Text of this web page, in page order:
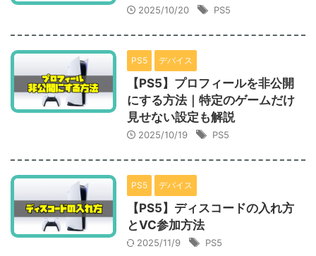
2025/10/20 PS5
PS5 デバイス
【PS5】プロフィールを非公開
にする方法｜特定のゲームだけ
見せない設定も解説
2025/10/19 PS5
PS5 デバイス
【PS5】ディスコードの入れ方
とVC参加方法
2025/11/9 PS5